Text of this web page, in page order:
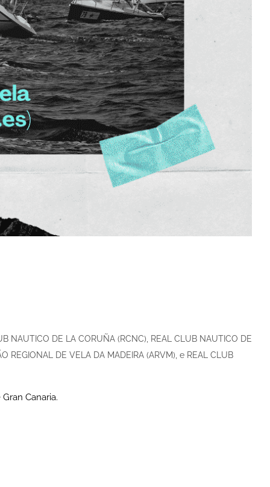
NAUTICO DE LA CORUÑA (RCNC), REAL CLUB NAUTICO DE
REGIONAL DE VELA DA MADEIRA (ARVM), e REAL CLUB
Canaria.